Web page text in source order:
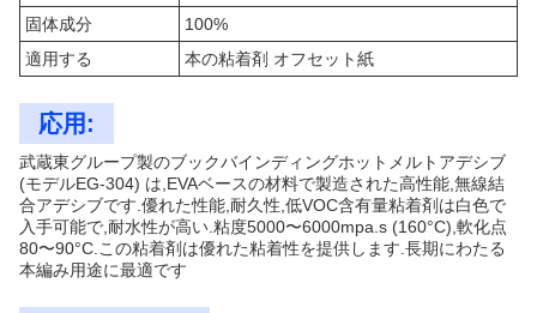
固体成分
100%
適用する
本の粘着剤 オフセット紙
応用:
武蔵東グループ製のブックバインディングホットメルトアデシブ
(モデルEG-304) は,EVAベースの材料で製造された高性能,無線結
合アデシブです.優れた性能,耐久性,低VOC含有量粘着剤は白色で
入手可能で,耐水性が高い.粘度5000〜6000mpa.s (160°C),軟化点
80〜90°C.この粘着剤は優れた粘着性を提供します.長期にわたる
本編み用途に最適です